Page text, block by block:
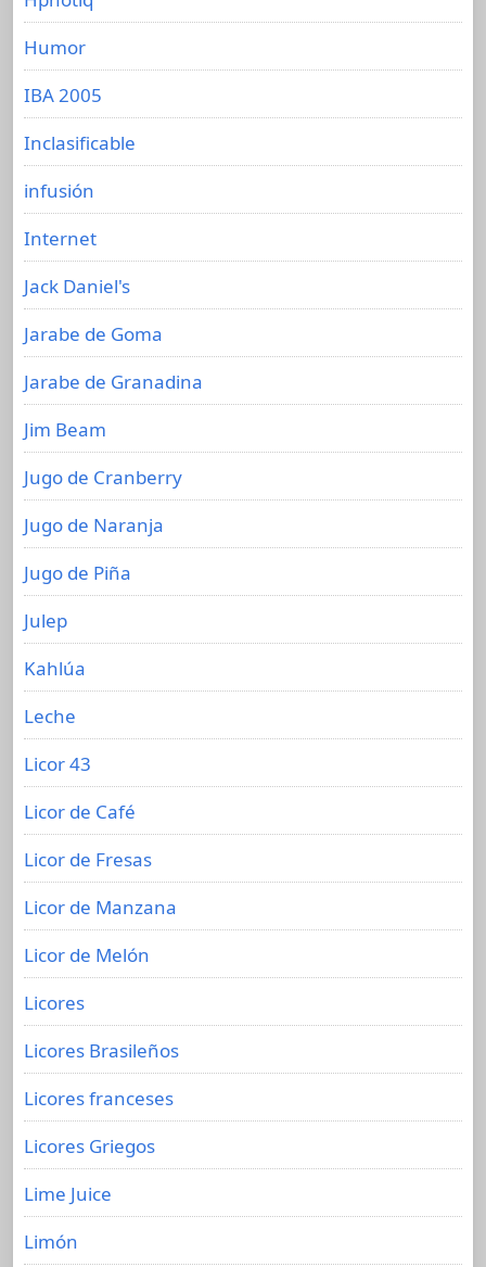
Humor
IBA 2005
Inclasificable
infusión
Internet
Jack Daniel's
Jarabe de Goma
Jarabe de Granadina
Jim Beam
Jugo de Cranberry
Jugo de Naranja
Jugo de Piña
Julep
Kahlúa
Leche
Licor 43
Licor de Café
Licor de Fresas
Licor de Manzana
Licor de Melón
Licores
Licores Brasileños
Licores franceses
Licores Griegos
Lime Juice
Limón